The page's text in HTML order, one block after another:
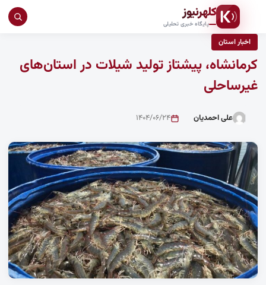
کلهرنیوز
پایگاه خبری تحلیلی
اخبار استان
کرمانشاه، پیشتاز تولید شیلات در استان‌های
غیرساحلی
علی احمدیان ۱۴۰۴/۰۶/۲۴